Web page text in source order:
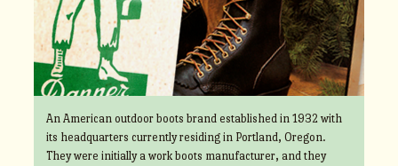
An American outdoor boots brand established in 1932 with
its headquarters currently residing in Portland, Oregon.
They were initially a work boots manufacturer, and they